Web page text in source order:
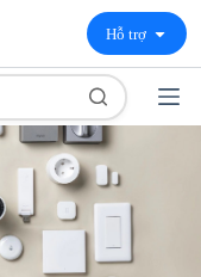
Hỗ trợ